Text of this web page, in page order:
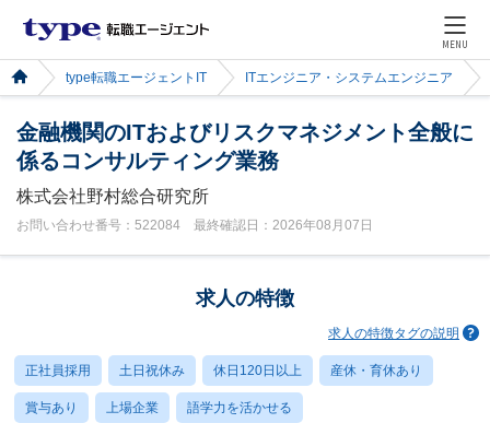
MENU
type転職エージェントIT ITエンジニア・システムエンジニア
金融機関のITおよびリスクマネジメント全般に
係るコンサルティング業務
株式会社野村総合研究所
お問い合わせ番号：522084 最終確認日：2026年08月07日
求人の特徴
求人の特徴タグの説明
正社員採用 土日祝休み 休日120日以上 産休・育休あり
賞与あり 上場企業 語学力を活かせる